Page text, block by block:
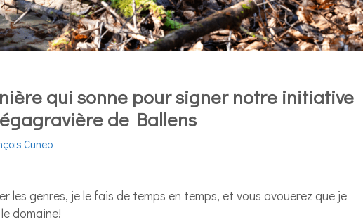
qui sonne pour signer notre initiative
de Ballens
Cuneo
les genres, je le fais de temps en temps, et vous avouerez que je
domaine!